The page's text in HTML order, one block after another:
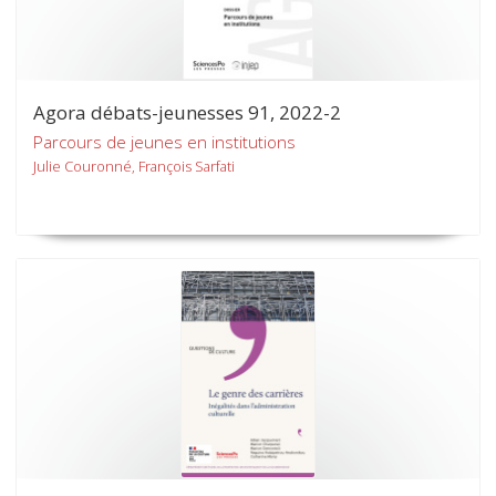
Agora débats-jeunesses 91, 2022-2
Parcours de jeunes en institutions
Julie Couronné, François Sarfati